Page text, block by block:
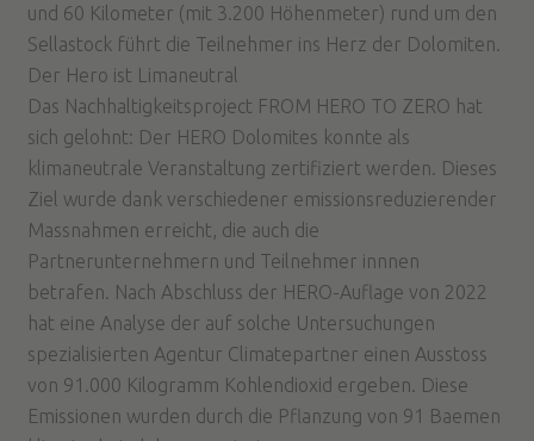
und 60 Kilometer (mit 3.200 Höhenmeter) rund um den
Sellastock führt die Teilnehmer ins Herz der Dolomiten.
Der Hero ist Limaneutral
Das Nachhaltigkeitsproject FROM HERO TO ZERO hat
sich gelohnt: Der HERO Dolomites konnte als
klimaneutrale Veranstaltung zertifiziert werden. Dieses
Ziel wurde dank verschiedener emissionsreduzierender
Massnahmen erreicht, die auch die
Partnerunternehmern und Teilnehmer innnen
betrafen. Nach Abschluss der HERO-Auflage von 2022
hat eine Analyse der auf solche Untersuchungen
spezialisierten Agentur Climatepartner einen Ausstoss
von 91.000 Kilogramm Kohlendioxid ergeben. Diese
Emissionen wurden durch die Pflanzung von 91 Baemen